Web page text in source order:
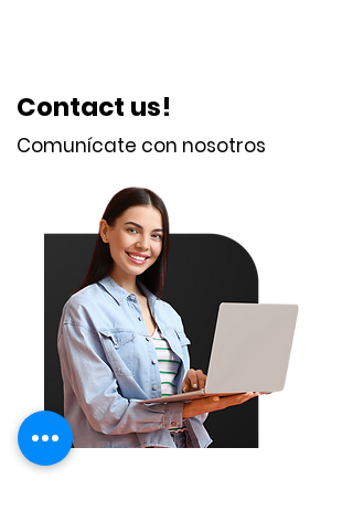
Contact us!
Comunícate con nosotros